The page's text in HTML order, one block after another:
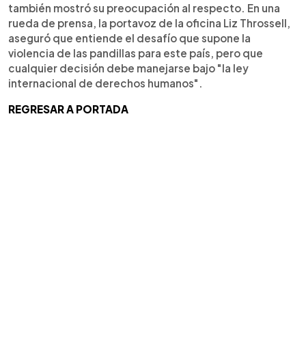
también mostró su preocupación al respecto. En una
rueda de prensa, la portavoz de la oficina Liz Throssell,
aseguró que entiende el desafío que supone la
violencia de las pandillas para este país, pero que
cualquier decisión debe manejarse bajo "la ley
internacional de derechos humanos".
REGRESAR A PORTADA